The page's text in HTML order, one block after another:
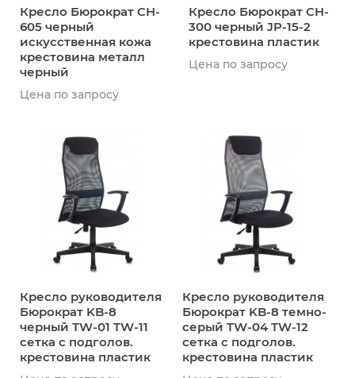
Кресло Бюрократ CH-
605 черный
искусственная кожа
крестовина металл
черный
Цена по запросу
Кресло Бюрократ CH-
300 черный JP-15-2
крестовина пластик
Цена по запросу
Кресло руководителя
Бюрократ KB-8
черный TW-01 TW-11
сетка с подголов.
крестовина пластик
Кресло руководителя
Бюрократ KB-8 темно-
серый TW-04 TW-12
сетка с подголов.
крестовина пластик